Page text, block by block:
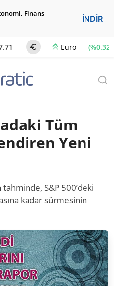
Finans
İNDİR
Euro (%0.32)
Tüm
Yeni
tahminde, S&P 500’deki
kadar sürmesinin